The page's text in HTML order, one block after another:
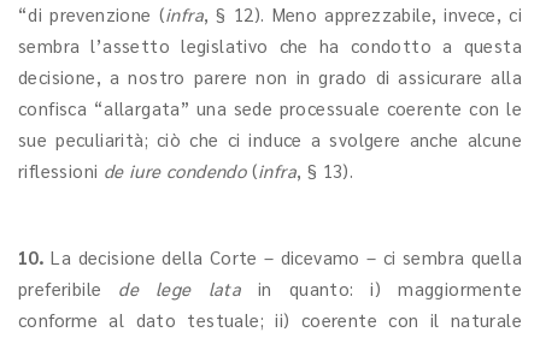
“di prevenzione (infra, § 12). Meno apprezzabile, invece, ci
sembra l’assetto legislativo che ha condotto a questa
decisione, a nostro parere non in grado di assicurare alla
confisca “allargata” una sede processuale coerente con le
sue peculiarità; ciò che ci induce a svolgere anche alcune
riflessioni de iure condendo(infra, § 13).
10. La decisione della Corte – dicevamo – ci sembra quella
preferibile de lege lata in quanto: i) maggiormente
conforme al dato testuale; ii) coerente con il naturale